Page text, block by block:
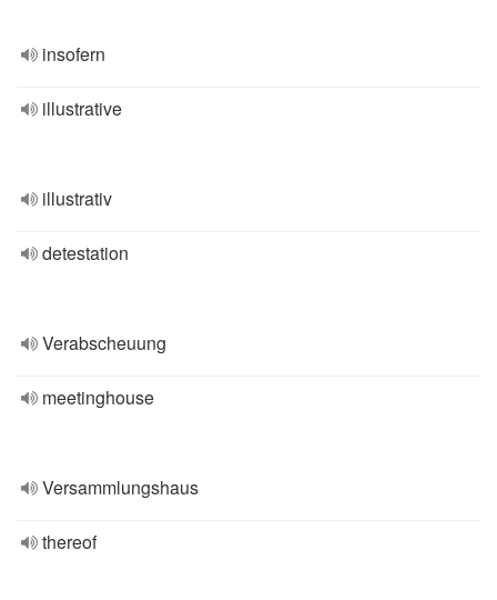
insofern
illustrative
illustrativ
detestation
Verabscheuung
meetinghouse
Versammlungshaus
thereof